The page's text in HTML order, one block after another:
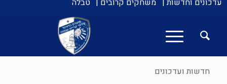
עדכונים וחדשות | משחקים קרובים | טבלה
חדשות ועדכונים